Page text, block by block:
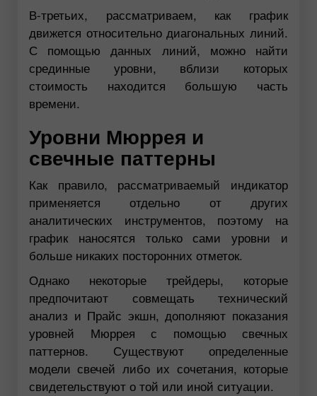
В-третьих, рассматриваем, как график
движется относительно диагональных линий.
С помощью данных линий, можно найти
срединные уровни, вблизи которых
стоимость находится большую часть
времени.
Уровни Мюррея и
свечные паттерны
Как правило, рассматриваемый индикатор
применяется отдельно от других
аналитических инструментов, поэтому на
график наносятся только сами уровни и
больше никаких посторонних отметок.
Однако некоторые трейдеры, которые
предпочитают совмещать технический
анализ и Прайс экшн, дополняют показания
уровней Мюррея с помощью свечных
паттернов. Существуют определенные
модели свечей либо их сочетания, которые
свидетельствуют о той или иной ситуации.